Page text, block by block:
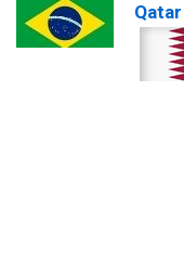
Qatar